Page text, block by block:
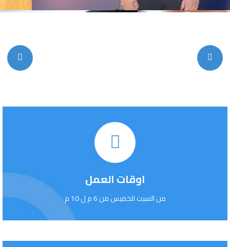
اوقات العمل
من السبت للخميس من 6 م ل 10 م